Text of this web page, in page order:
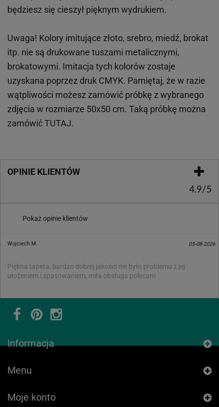
będziesz się cieszył pięknym wydrukiem.
Uwaga! Kolory imitujące złoto, srebro, miedź, brokat
itp. nie są drukowane tuszami metalicznymi,
brokatowymi. Imitacja tych kolorów zostaje
uzyskana poprzez druk CMYK. Pamiętaj, że w razie
wątpliwości możesz zamówić próbkę z wybranego
zdjęcia w rozmiarze 50x50 cm. Taką próbkę można
zamówićTUTAJ.
OPINIE KLIENTÓW
4.9/5
Pokaż opinie klientów
Wojciech M. 05-08-2026
Piękna tapeta, bardzo dobrej jakości nie było problemu z jej
ułożeniem i spasowaniem, miła obsługa polecam
Informacja
Menu
Moje konto